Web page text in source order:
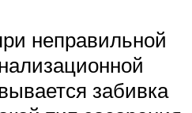
неправильной
забивка